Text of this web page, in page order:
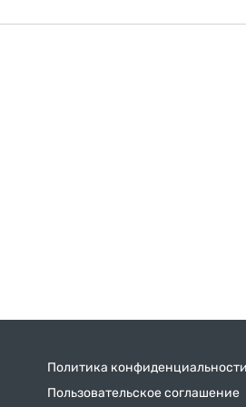
Политика
Пользовательское соглашение